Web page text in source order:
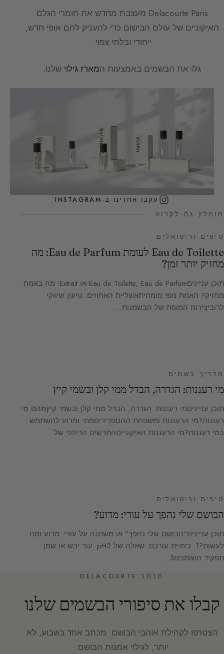
Delacourte Paris מעצבת מחדש את חומרי הגלם
האיקוניים של עולם הבישום כדי להעניק להם אופי חדש,
ייחודי ובלתי צפוי.
גלו את הבשמים באמצעות המארז גילוי שלנו.
עקבו אחרינו ב-INSTAGRAM
מומלץ גם לקרוא
טיפים וריטואלים
Eau de Toilette לעומת Eau de Parfum: מה
מחזיק יותר זמן?
תוכן ענייניםEau de Toilette, Eau de Parfum או Extrait: מה באמת
מחזיק? האמת מפי מומחיתאשליית האחוזים: טיעון שיווקי
לרוביצירות המופת של הבשמנות:…
מדריך בשמים
מי רעננות: הגדרה, הבדל ממי קלן ובשמי קיץ
תוכן ענייניםמי רעננות: הגדרה, הבדל ממי קלן ובשמי קיץמהם מי
רעננות?מי הרעננות ומשפחת ההספרידיםמתי ומדוע להשתמש
במי רעננות?מי הרעננות האיקונייםהתרשים הריחני של…
טיפים וריטואלים
הבושם שלי נהפך על עורי: מדוע?
תוכן עניינים“הבושם שלי נהפך” או משתנה על עורי: מדוע ומה
לעשות?1. כימיית עורכם: שאלה של pH2. עור יבש או שמן:
תפקיד השומנים3.…
מכתב DELACOURTE
קבלו את סיפורי הבשמים שלנו
הצטרפו לקהילת אוהבי הבושם. מכתב אחד בשבוע, לא
יותר, לגילוי אמנות הבושם.